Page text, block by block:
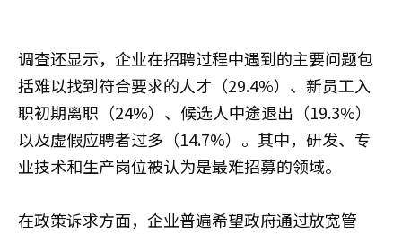
调查还显示，企业在招聘过程中遇到的主要问题包
括难以找到符合要求的人才（29.4%）、新员工入
职初期离职（24%）、候选人中途退出（19.3%）
以及虚假应聘者过多（14.7%）。其中，研发、专
业技术和生产岗位被认为是最难招募的领域。
在政策诉求方面，企业普遍希望政府通过放宽管